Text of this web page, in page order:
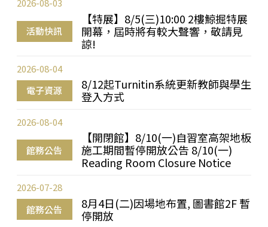
活動快訊
【特展】8/5(三)10:00 2樓鯨掘特展
開幕，屆時將有較大聲響，敬請見
諒!
2026-08-03
電子資源
8/12起Turnitin系統更新教師與學生
登入方式
2026-08-04
館務公告
【開閉館】8/10(一)自習室高架地板
施工期間暫停開放公告 8/10(一)
Reading Room Closure Notice
2026-08-04
館務公告
8月4日(二)因場地布置, 圖書館2F 暫
停開放
2026-07-28